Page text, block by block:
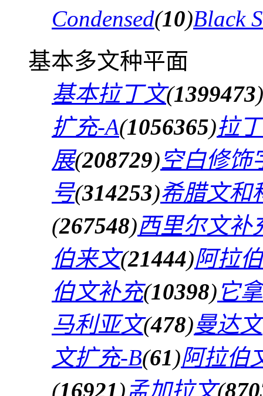
Condensed(10)Black
基本多文种平面
基本拉丁文(1399473)
扩充-A(1056365)拉
展(208729)空白修饰
号(314253)希腊文和
(267548)西里尔文补
伯来文(21444)阿拉
伯文补充(10398) 它
马利亚文(478)曼达文
文扩充-B(61)阿拉伯
(16921)孟加拉文(